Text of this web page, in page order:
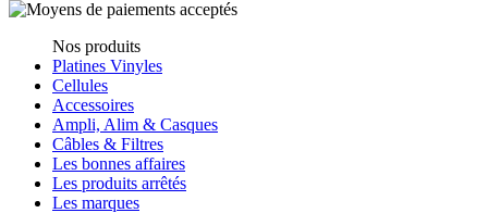
Nos produits
Platines Vinyles
Cellules
Accessoires
Ampli, Alim & Casques
Câbles & Filtres
Les bonnes affaires
Les produits arrêtés
Les marques